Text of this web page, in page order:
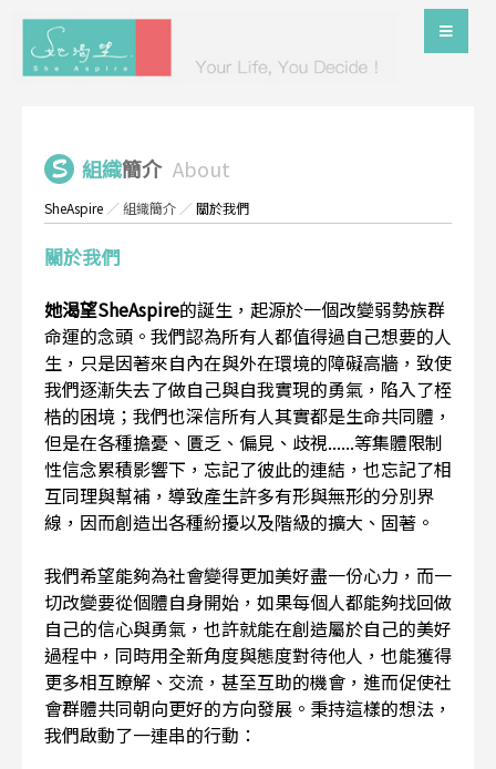
組織簡介 About
SheAspire ／組織簡介 ／關於我們
關於我們
她渴望SheAspire的誕生，起源於一個改變弱勢族群
命運的念頭。我們認為所有人都值得過自己想要的人
生，只是因著來自內在與外在環境的障礙高牆，致使
我們逐漸失去了做自己與自我實現的勇氣，陷入了桎
梏的困境；我們也深信所有人其實都是生命共同體，
但是在各種擔憂、匱乏、偏見、歧視......等集體限制
性信念累積影響下，忘記了彼此的連結，也忘記了相
互同理與幫補，導致產生許多有形與無形的分別界
線，因而創造出各種紛擾以及階級的擴大、固著。
我們希望能夠為社會變得更加美好盡一份心力，而一
切改變要從個體自身開始，如果每個人都能夠找回做
自己的信心與勇氣，也許就能在創造屬於自己的美好
過程中，同時用全新角度與態度對待他人，也能獲得
更多相互瞭解、交流，甚至互助的機會，進而促使社
會群體共同朝向更好的方向發展。秉持這樣的想法，
我們啟動了一連串的行動：